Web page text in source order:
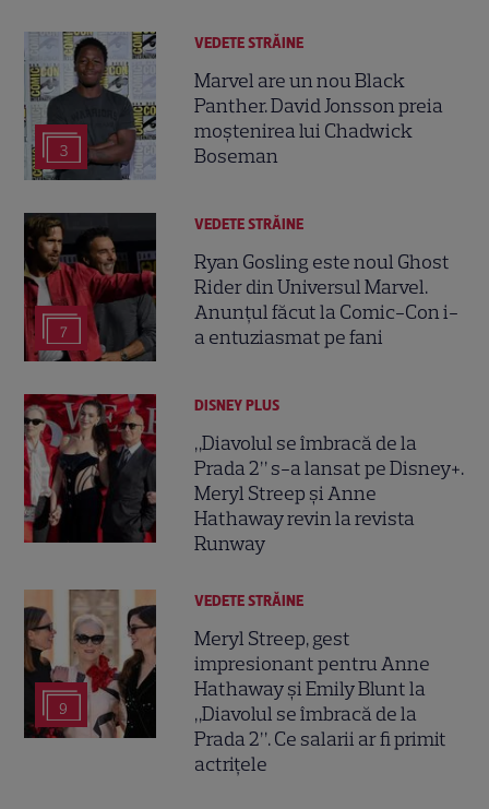
3
VEDETE STRĂINE
Marvel are un nou Black
Panther. David Jonsson preia
moștenirea lui Chadwick
Boseman
7
VEDETE STRĂINE
Ryan Gosling este noul Ghost
Rider din Universul Marvel.
Anunțul făcut la Comic-Con i-
a entuziasmat pe fani
DISNEY PLUS
„Diavolul se îmbracă de la
Prada 2” s-a lansat pe Disney+.
Meryl Streep și Anne
Hathaway revin la revista
Runway
9
VEDETE STRĂINE
Meryl Streep, gest
impresionant pentru Anne
Hathaway și Emily Blunt la
„Diavolul se îmbracă de la
Prada 2”. Ce salarii ar fi primit
actrițele